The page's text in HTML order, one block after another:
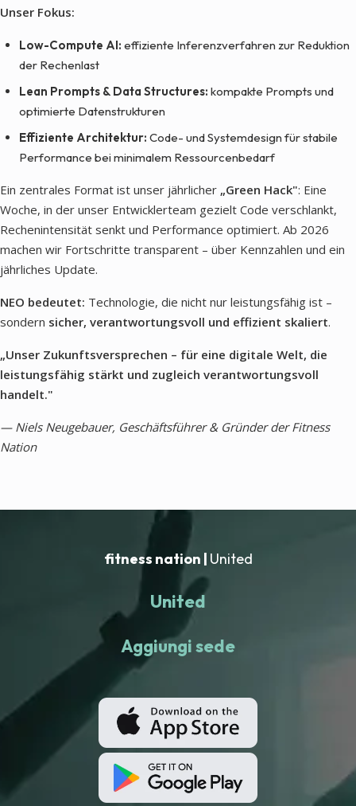
Unser Fokus:
Low-Compute AI: effiziente Inferenzverfahren zur Reduktion
der Rechenlast
Lean Prompts & Data Structures: kompakte Prompts und
optimierte Datenstrukturen
Effiziente Architektur: Code- und Systemdesign für stabile
Performance bei minimalem Ressourcenbedarf
Ein zentrales Format ist unser jährlicher „Green Hack": Eine
Woche, in der unser Entwicklerteam gezielt Code verschlankt,
Rechenintensität senkt und Performance optimiert. Ab 2026
machen wir Fortschritte transparent – über Kennzahlen und ein
jährliches Update.
NEO bedeutet: Technologie, die nicht nur leistungsfähig ist –
sondern sicher, verantwortungsvoll und effizient skaliert.
„Unser Zukunftsversprechen – für eine digitale Welt, die
leistungsfähig stärkt und zugleich verantwortungsvoll
handelt."
— Niels Neugebauer, Geschäftsführer & Gründer der Fitness
Nation
fitness nation | United
United
Aggiungi sede